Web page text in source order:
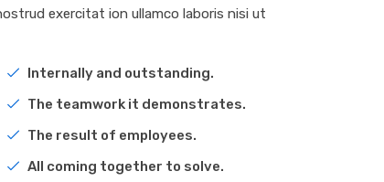
exercitat ion ullamco laboris nisi ut
Internally and outstanding.
The teamwork it demonstrates.
The result of employees.
All coming together to solve.